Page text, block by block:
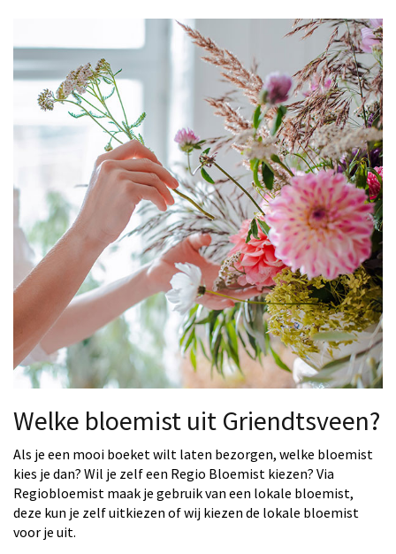
Welke bloemist uit Griendtsveen?
Als je een mooi boeket wilt laten bezorgen, welke bloemist
kies je dan? Wil je zelf een Regio Bloemist kiezen? Via
Regiobloemist maak je gebruik van een lokale bloemist,
deze kun je zelf uitkiezen of wij kiezen de lokale bloemist
voor je uit.